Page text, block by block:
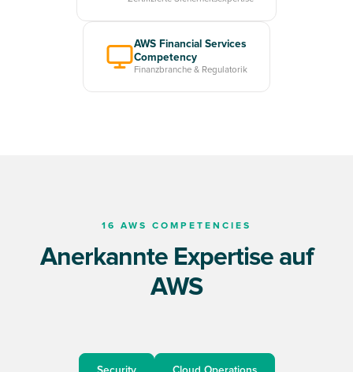
AWS Financial Services
Competency
Finanzbranche & Regulatorik
16 AWS COMPETENCIES
Anerkannte Expertise auf
AWS